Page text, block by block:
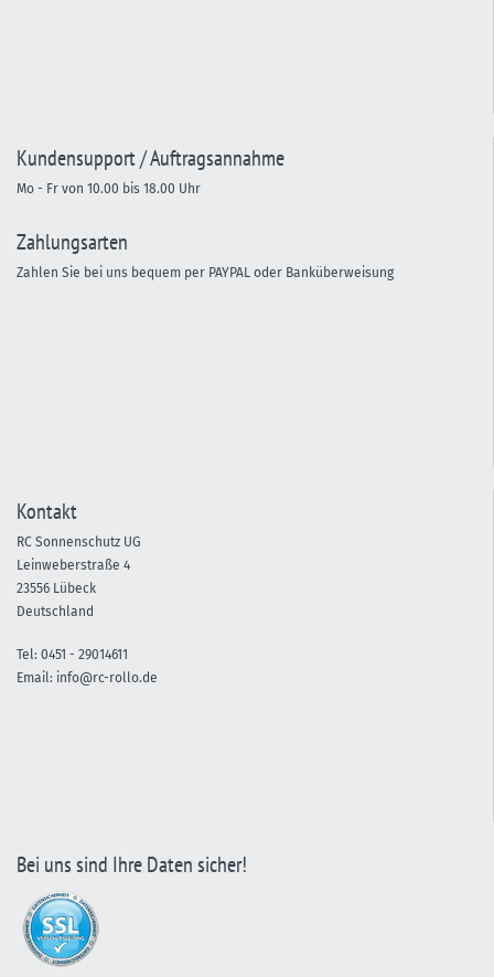
Kundensupport / Auftragsannahme
Mo - Fr von 10.00 bis 18.00 Uhr
Zahlungsarten
Zahlen Sie bei uns bequem per PAYPAL oder Banküberweisung
Kontakt
RC Sonnenschutz UG
Leinweberstraße 4
23556 Lübeck
Deutschland
Tel: 0451 - 29014611
Email: info@rc-rollo.de
Bei uns sind Ihre Daten sicher!